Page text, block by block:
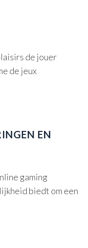
de jouer
de jeux
EN
gaming
biedt om een